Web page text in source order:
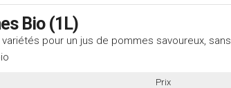
Bio (1L)
pour un jus de pommes savoureux, sans
Prix